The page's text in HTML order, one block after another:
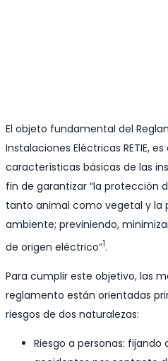
El objeto fundamental del
Instalaciones Eléctricas RETIE,
características básicas de las
fin de garantizar “la protección
tanto animal como vegetal y la
ambiente; previniendo,
de origen eléctrico”1.
Para cumplir este objetivo, las
reglamento están orientadas
riesgos de dos naturalezas:
Riesgo a personas: